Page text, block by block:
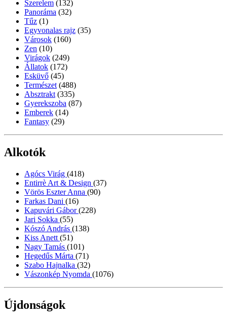
Szerelem (132)
Panoráma (32)
Tűz (1)
Egyvonalas rajz (35)
Városok (160)
Zen (10)
Virágok (249)
Állatok (172)
Esküvő (45)
Természet (488)
Absztrakt (335)
Gyerekszoba (87)
Emberek (14)
Fantasy (29)
Alkotók
Agócs Virág (418)
Entirrè Art & Design (37)
Vörös Eszter Anna (90)
Farkas Dani (16)
Kapuvári Gábor(228)
Jari Sokka (55)
Kószó András (138)
Kiss Anett (51)
Nagy Tamás (101)
Hegedűs Márta (71)
Szabo Hajnalka (32)
Vászonkép Nyomda (1076)
Újdonságok